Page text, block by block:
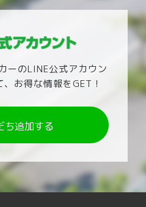
ーのLINE公式アカウン
お得な情報をGET！
ち追加する